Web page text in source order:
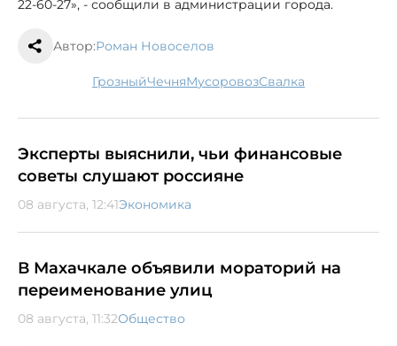
22-60-27», - сообщили в администрации города.
Автор:Роман Новоселов
Грозный Чечня мусоровоз свалка
Эксперты выяснили, чьи финансовые
советы слушают россияне
08 августа, 12:41Экономика
В Махачкале объявили мораторий на
переименование улиц
08 августа, 11:32Общество